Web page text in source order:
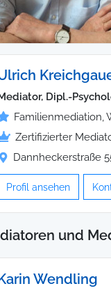
Dipl.-
Familienmediation,
Zertifizierter
Dannheckerstraße
Profil ansehen
und
Wendling